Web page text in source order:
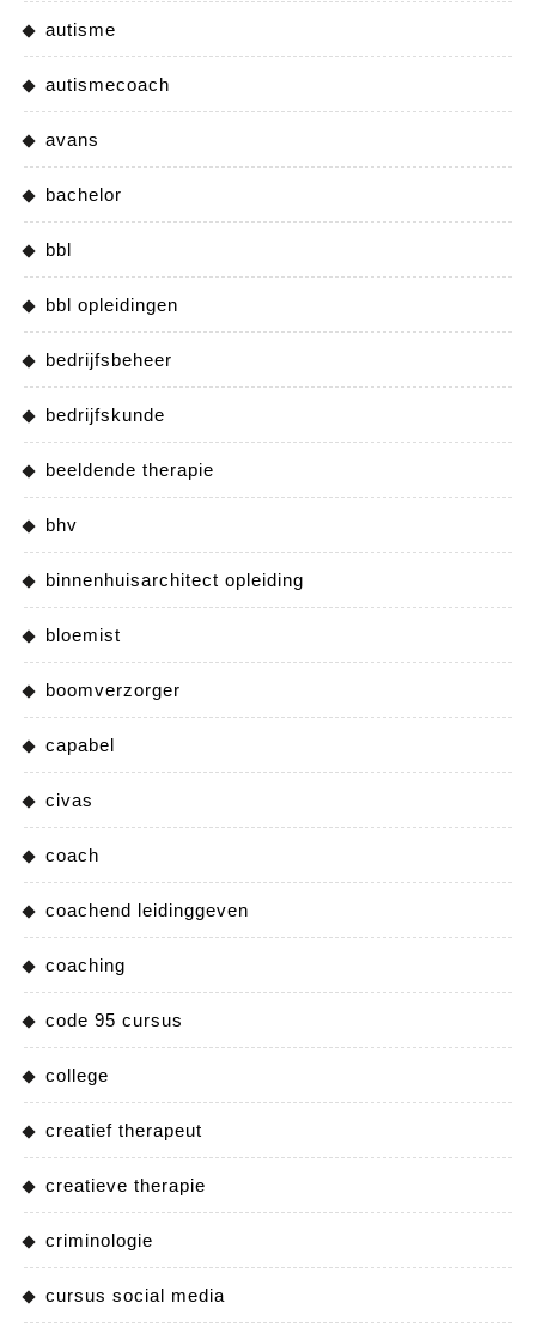
autisme
autismecoach
avans
bachelor
bbl
bbl opleidingen
bedrijfsbeheer
bedrijfskunde
beeldende therapie
bhv
binnenhuisarchitect opleiding
bloemist
boomverzorger
capabel
civas
coach
coachend leidinggeven
coaching
code 95 cursus
college
creatief therapeut
creatieve therapie
criminologie
cursus social media